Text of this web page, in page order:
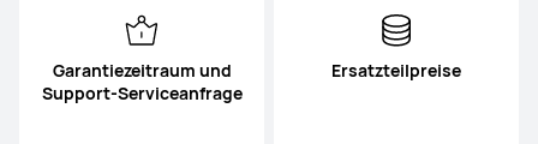
Garantiezeitraum und
Support-Serviceanfrage
Ersatzteilpreise